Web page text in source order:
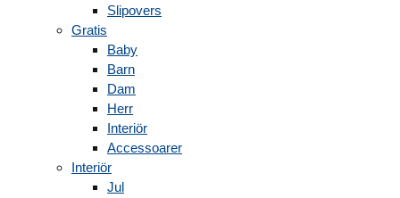
Slipovers
Gratis
Baby
Barn
Dam
Herr
Interiör
Accessoarer
Interiör
Jul